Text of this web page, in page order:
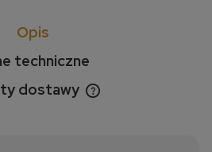
Opis
techniczne
dostawy
kosztów płatności